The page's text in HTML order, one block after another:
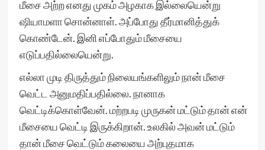
மீசை அற்ற எனது முகம் அழகாக இல்லையென்று
ஷியாமளா சொன்னாள். அப்போது தீர்மானித்துக்
கொண்டேன். இனி எப்போதும் மீசையை
எடுப்பதில்லையென்று.
எல்லா முடி திருத்தும் நிலையங்களிலும் நான் மீசை
வெட்ட அனுமதிப்பதில்லை. நானாக
வெட்டிக்கொள்வேன். மற்றபடி முருகன் மட்டும் தான் என்
மீசையை வெட்டி இருக்கிறான். உலகில் அவன் மட்டும்
தான் மீசை வெட்டும் கலையை அற்புதமாக